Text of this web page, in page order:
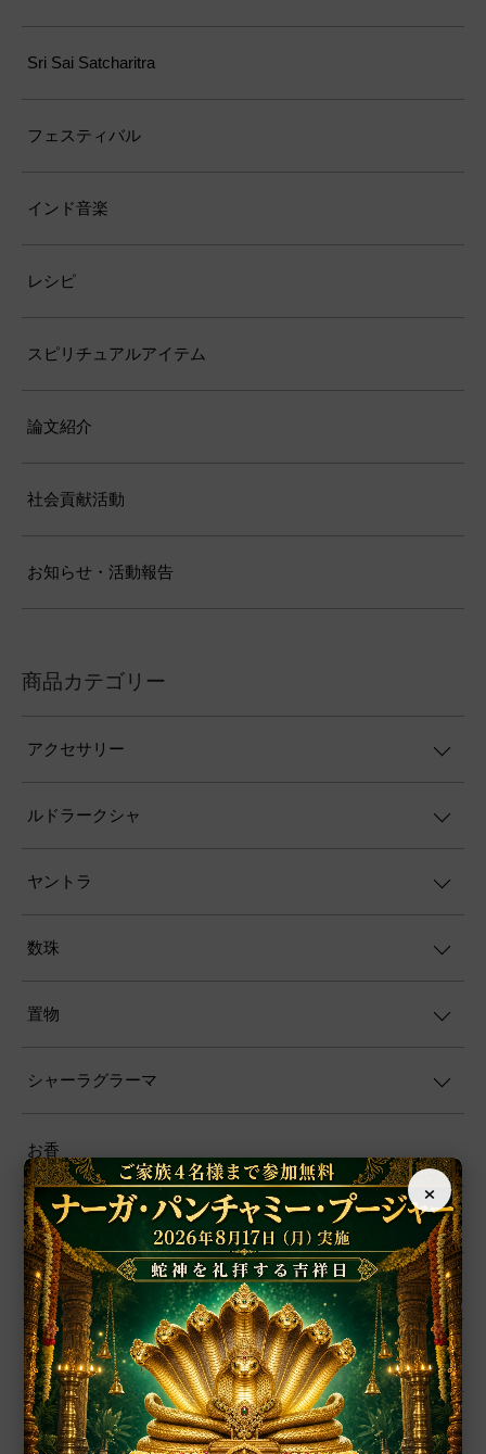
Sri Sai Satcharitra
フェスティバル
インド音楽
レシピ
スピリチュアルアイテム
論文紹介
社会貢献活動
お知らせ・活動報告
商品カテゴリー
アクセサリー
ルドラークシャ
ヤントラ
数珠
置物
シャーラグラーマ
お香
プージャー用品
プージャー・サービス
ファブリック
ヨーガ
×